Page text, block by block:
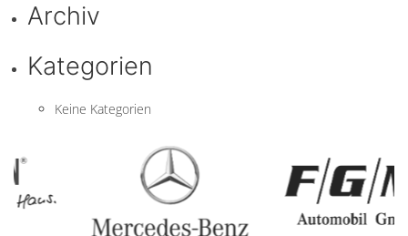
Archiv
Kategorien
Keine Kategorien